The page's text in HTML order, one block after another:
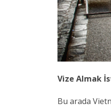
Vize Almak
Bu arada